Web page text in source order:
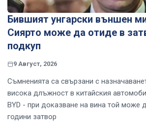
Бившият унгарски външен
Сиярто може да отиде в
подкуп
9 Август, 2026
Съмненията са свързани с
висока длъжност в китайския
BYD - при доказване на вина той може
години затвор